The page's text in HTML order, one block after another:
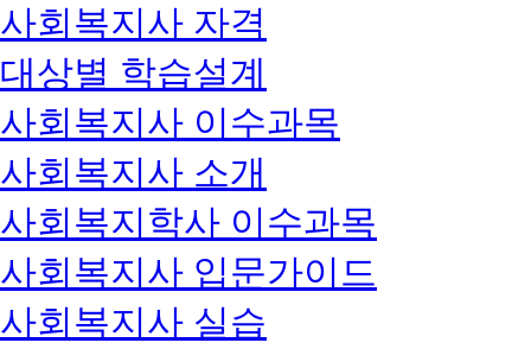
사회복지사 자격
대상별 학습설계
사회복지사 이수과목
사회복지사 소개
사회복지학사 이수과목
사회복지사 입문가이드
사회복지사 실습